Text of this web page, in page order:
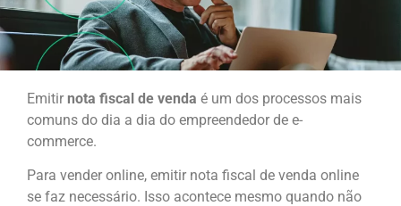
Emitir nota fiscal de venda é um dos processos mais
comuns do dia a dia do empreendedor de e-
commerce.
Para vender online, emitir nota fiscal de venda online
se faz necessário. Isso acontece mesmo quando não